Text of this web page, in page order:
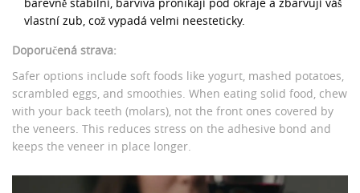
vlastní zub, což vypadá velmi neesteticky.
Doporučená strava:
Safer options include soft foods like yogurt, mashed potatoes,
scrambled eggs, and smoothies. When eating solid food, chew
with your back teeth (molars), not the front ones covered by
the veneers. This reduces stress on the adhesive bond and
keeps the veneer in place longer.